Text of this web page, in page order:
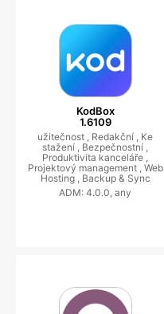
KodBox
1.6109
užitečnost , Redakční , Ke
stažení , Bezpečnostní ,
Produktivita kanceláře ,
Projektový management , Web
Hosting , Backup & Sync
ADM: 4.0.0, any